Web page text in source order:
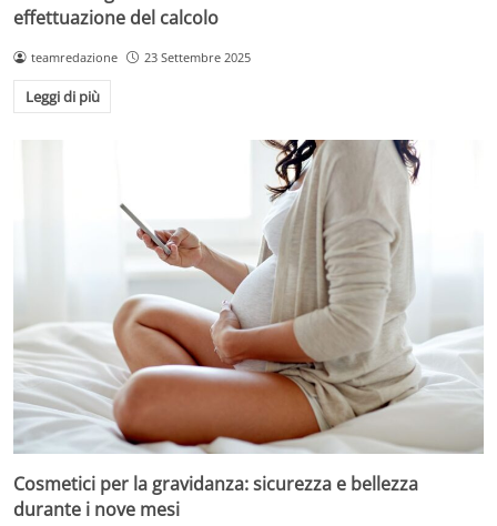
effettuazione del calcolo
teamredazione 23 Settembre 2025
Leggi di più
Cosmetici per la gravidanza: sicurezza e bellezza
durante i nove mesi